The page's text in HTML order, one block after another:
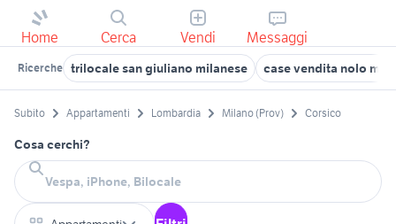
Home Cerca Vendi Messaggi
Ricerche trilocale san giuliano milanese case vendita nolo
Subito Appartamenti Lombardia Milano (Prov) Corsico
Cosa cerchi?